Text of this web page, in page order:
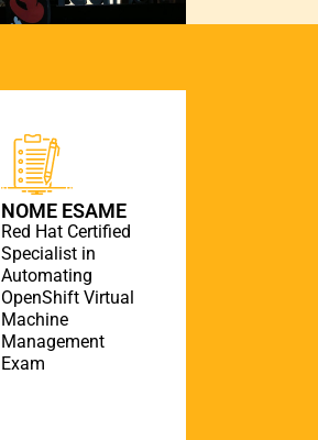
NOME ESAME
Red Hat Certified
Specialist in
Automating
OpenShift Virtual
Machine
Management
Exam